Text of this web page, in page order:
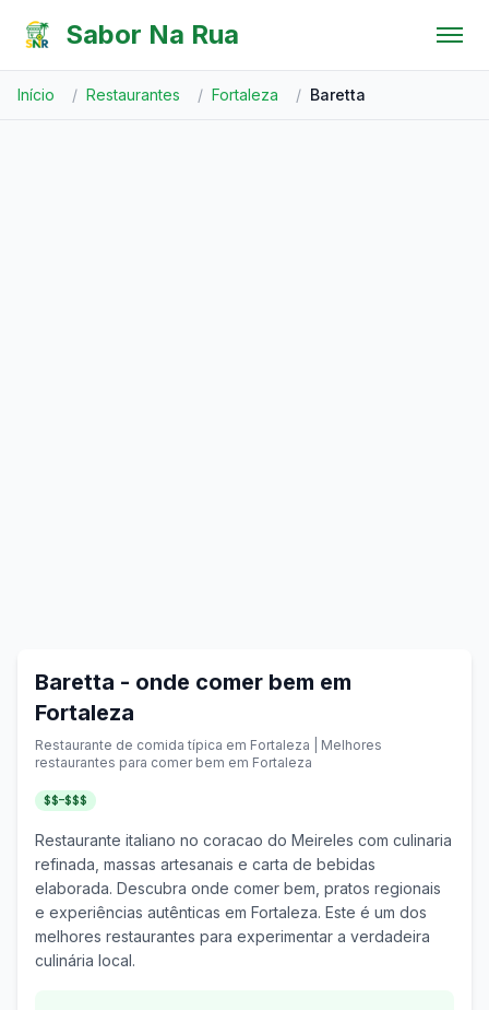
Sabor Na Rua
Início / Restaurantes / Fortaleza / Baretta
Baretta - onde comer bem em
Fortaleza
Restaurante de comida típica em Fortaleza | Melhores
restaurantes para comer bem em Fortaleza
$$–$$$
Restaurante italiano no coracao do Meireles com culinaria
refinada, massas artesanais e carta de bebidas
elaborada. Descubra onde comer bem, pratos regionais
e experiências autênticas em Fortaleza. Este é um dos
melhores restaurantes para experimentar a verdadeira
culinária local.